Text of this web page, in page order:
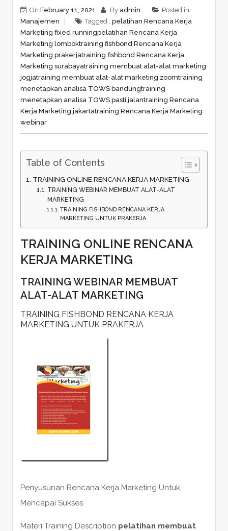
On February 11, 2021 By admin
Posted in
Manajemen
Tagged , pelatihan Rencana Kerja
Marketing fixed runningpelatihan Rencana Kerja
Marketing lomboktraining fishbond Rencana Kerja
Marketing prakerjatraining fishbond Rencana Kerja
Marketing surabayatraining membuat alat-alat marketing
jogjatraining membuat alat-alat marketing zoomtraining
menetapkan analisa TOWS bandungtraining
menetapkan analisa TOWS pasti jalantraining Rencana
Kerja Marketing jakartatraining Rencana Kerja Marketing
webinar
Table of Contents
TRAINING ONLINE RENCANA KERJA MARKETING
TRAINING WEBINAR MEMBUAT ALAT-ALAT
MARKETING
TRAINING FISHBOND RENCANA KERJA
MARKETING UNTUK PRAKERJA
TRAINING ONLINE RENCANA
KERJA MARKETING
TRAINING WEBINAR MEMBUAT
ALAT-ALAT MARKETING
TRAINING FISHBOND RENCANA KERJA
MARKETING UNTUK PRAKERJA
Penyusunan Rencana Kerja Marketing Untuk
Mencapai Sukses
Materi Training Description pelatihan membuat